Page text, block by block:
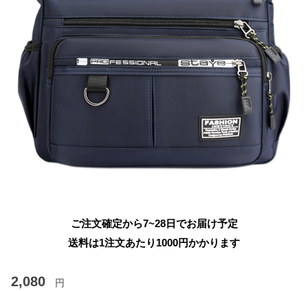
ご注文確定から7~28日でお届け予定
送料は1注文あたり 1000円かかります
2,080 円